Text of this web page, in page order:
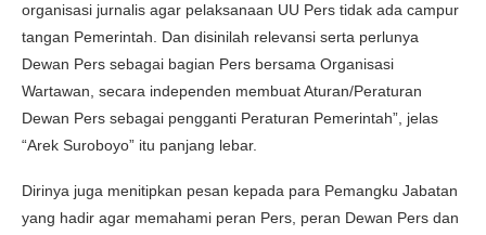
organisasi jurnalis agar pelaksanaan UU Pers tidak ada campur
tangan Pemerintah. Dan disinilah relevansi serta perlunya
Dewan Pers sebagai bagian Pers bersama Organisasi
Wartawan, secara independen membuat Aturan/Peraturan
Dewan Pers sebagai pengganti Peraturan Pemerintah”, jelas
“Arek Suroboyo” itu panjang lebar.
Dirinya juga menitipkan pesan kepada para Pemangku Jabatan
yang hadir agar memahami peran Pers, peran Dewan Pers dan